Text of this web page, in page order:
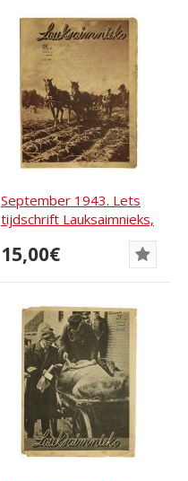
September 1943. Lets
tijdschrift Lauksaimnieks,
15,00€